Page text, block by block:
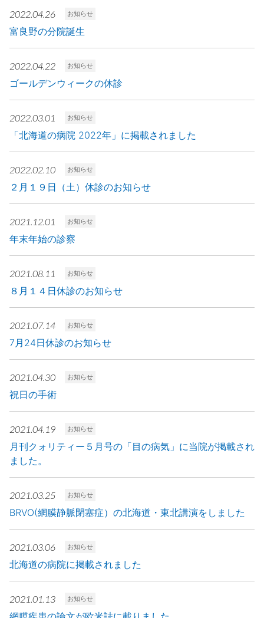
2022.04.26 お知らせ
富良野の分院誕生
2022.04.22 お知らせ
ゴールデンウィークの休診
2022.03.01 お知らせ
「北海道の病院 2022年」に掲載されました
2022.02.10 お知らせ
２月１９日（土）休診のお知らせ
2021.12.01 お知らせ
年末年始の診察
2021.08.11 お知らせ
８月１４日休診のお知らせ
2021.07.14 お知らせ
7月24日休診のお知らせ
2021.04.30 お知らせ
祝日の手術
2021.04.19 お知らせ
月刊クォリティー５月号の「目の病気」に当院が掲載され
ました。
2021.03.25 お知らせ
BRVO(網膜静脈閉塞症）の北海道・東北講演をしました
2021.03.06 お知らせ
北海道の病院に掲載されました
2021.01.13 お知らせ